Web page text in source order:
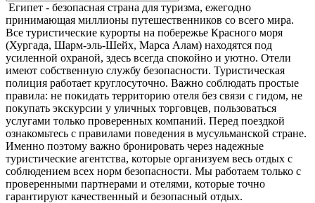
Египет - безопасная страна для туризма, ежегодно
принимающая миллионы путешественников со всего мира.
Все туристические курорты на побережье Красного моря
(Хургада, Шарм-эль-Шейх, Марса Алам) находятся под
усиленной охраной, здесь всегда спокойно и уютно. Отели
имеют собственную службу безопасности. Туристическая
полиция работает круглосуточно. Важно соблюдать простые
правила: не покидать территорию отеля без связи с гидом, не
покупать экскурсии у уличных торговцев, пользоваться
услугами только проверенных компаний. Перед поездкой
ознакомьтесь с правилами поведения в мусульманской стране.
Именно поэтому важно бронировать через надежные
туристические агентства, которые организуем весь отдых с
соблюдением всех норм безопасности. Мы работаем только с
проверенными партнерами и отелями, которые точно
гарантируют качественный и безопасный отдых.